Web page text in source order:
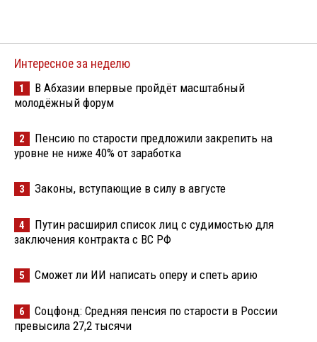
Интересное за неделю
1
В Абхазии впервые пройдёт масштабный
молодёжный форум
2
Пенсию по старости предложили закрепить на
уровне не ниже 40% от заработка
3 Законы, вступающие в силу в августе
4
Путин расширил список лиц с судимостью для
заключения контракта с ВС РФ
5 Сможет ли ИИ написать оперу и спеть арию
6
Соцфонд: Средняя пенсия по старости в России
превысила 27,2 тысячи